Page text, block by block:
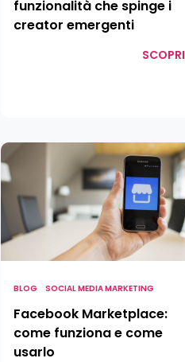
funzionalità che spinge i
creator emergenti
SCOPRI
Facebook
Marketplace:
come
funziona
come
usarlo
BLOG SOCIAL MEDIA MARKETING
Facebook Marketplace:
come funziona e come
usarlo